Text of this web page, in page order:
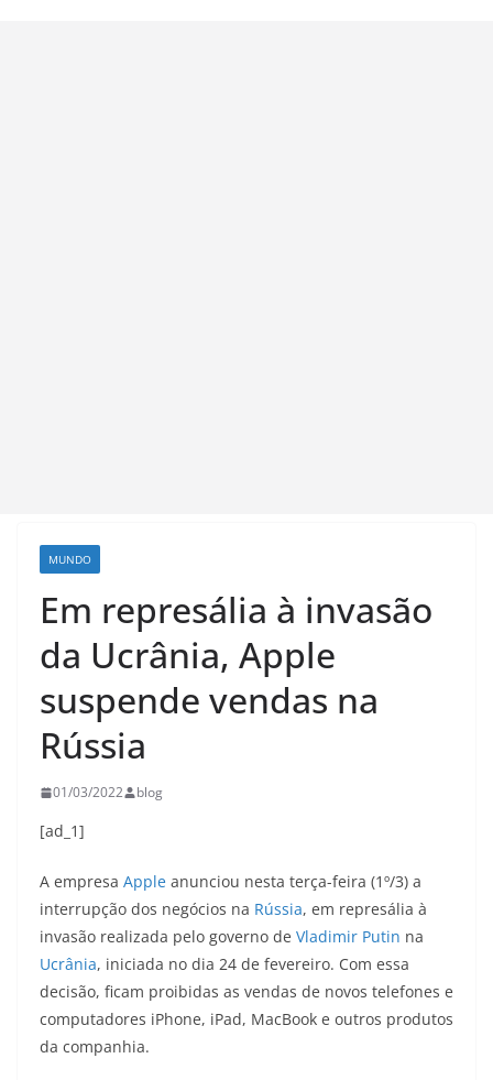
MUNDO
Em represália à invasão
da Ucrânia, Apple
suspende vendas na
Rússia
01/03/2022 blog
[ad_1]
A empresa Apple anunciou nesta terça-feira (1º/3) a
interrupção dos negócios na Rússia, em represália à
invasão realizada pelo governo de Vladimir Putin na
Ucrânia, iniciada no dia 24 de fevereiro. Com essa
decisão, ficam proibidas as vendas de novos telefones e
computadores iPhone, iPad, MacBook e outros produtos
da companhia.